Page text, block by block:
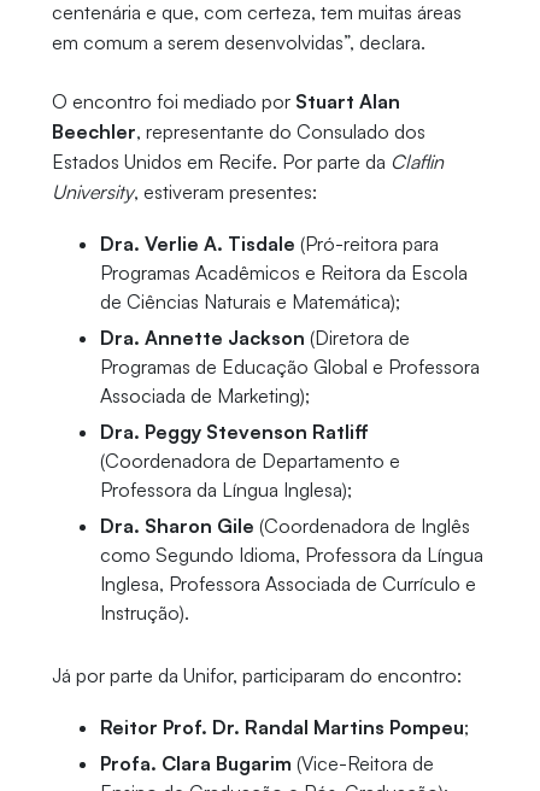
centenária e que, com certeza, tem muitas áreas
em comum a serem desenvolvidas”, declara.
O encontro foi mediado por Stuart Alan
Beechler, representante do Consulado dos
Estados Unidos em Recife. Por parte da Claflin
University, estiveram presentes:
Dra. Verlie A. Tisdale (Pró-reitora para
Programas Acadêmicos e Reitora da Escola
de Ciências Naturais e Matemática);
Dra. Annette Jackson (Diretora de
Programas de Educação Global e Professora
Associada de Marketing);
Dra. Peggy Stevenson Ratliff
(Coordenadora de Departamento e
Professora da Língua Inglesa);
Dra. Sharon Gile (Coordenadora de Inglês
como Segundo Idioma, Professora da Língua
Inglesa, Professora Associada de Currículo e
Instrução).
Já por parte da Unifor, participaram do encontro:
Reitor Prof. Dr. Randal Martins Pompeu;
Profa. Clara Bugarim (Vice-Reitora de